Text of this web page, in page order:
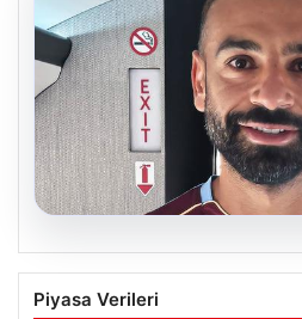
05.08.2026
Trabzonspor’un Yeni
İstanbul’a Ayak Bastı
Piyasa Verileri